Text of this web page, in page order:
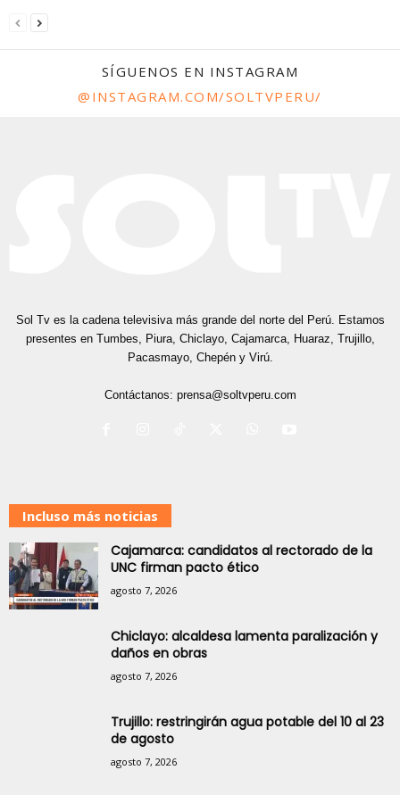
SÍGUENOS EN INSTAGRAM
@INSTAGRAM.COM/SOLTVPERU/
Sol Tv es la cadena televisiva más grande del norte del Perú. Estamos
presentes en Tumbes, Piura, Chiclayo, Cajamarca, Huaraz, Trujillo,
Pacasmayo, Chepén y Virú.
Contáctanos: prensa@soltvperu.com
Incluso más noticias
Cajamarca: candidatos al rectorado de la
UNC firman pacto ético
agosto 7, 2026
Chiclayo: alcaldesa lamenta paralización y
daños en obras
agosto 7, 2026
Trujillo: restringirán agua potable del 10 al 23
de agosto
agosto 7, 2026